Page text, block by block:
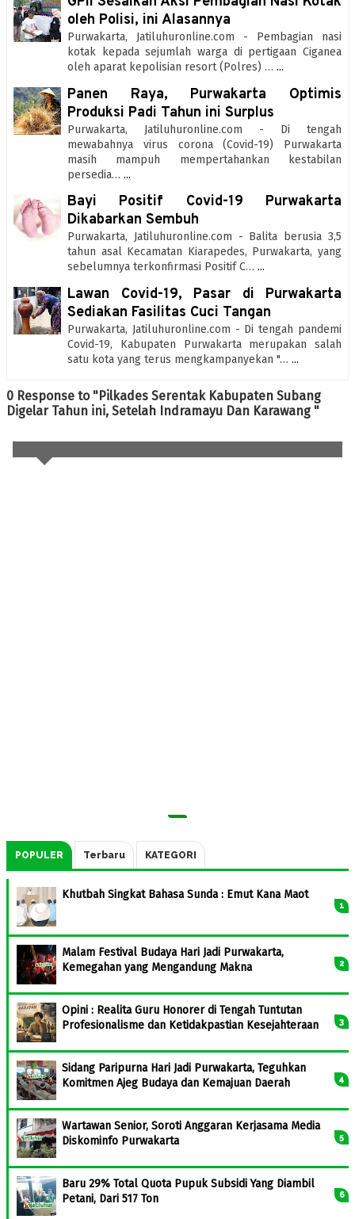
oleh Polisi, ini Alasannya
Purwakarta, Jatiluhuronline.com - Pembagian nasi
kotak kepada sejumlah warga di pertigaan Ciganea
oleh aparat kepolisian resort (Polres) … ...
Panen Raya, Purwakarta Optimis
Produksi Padi Tahun ini Surplus
Purwakarta, Jatiluhuronline.com - Di tengah
mewabahnya virus corona (Covid-19) Purwakarta
masih mampuh mempertahankan kestabilan
persedia… ...
Bayi Positif Covid-19 Purwakarta
Dikabarkan Sembuh
Purwakarta, Jatiluhuronline.com - Balita berusia 3,5
tahun asal Kecamatan Kiarapedes, Purwakarta, yang
sebelumnya terkonfirmasi Positif C… ...
Lawan Covid-19, Pasar di Purwakarta
Sediakan Fasilitas Cuci Tangan
Purwakarta, Jatiluhuronline.com - Di tengah pandemi
Covid-19, Kabupaten Purwakarta merupakan salah
satu kota yang terus mengkampanyekan "… ...
0 Response to "Pilkades Serentak Kabupaten Subang
Digelar Tahun ini, Setelah Indramayu Dan Karawang "
POPULER Terbaru KATEGORI
Khutbah Singkat Bahasa Sunda : Emut Kana Maot
Malam Festival Budaya Hari Jadi Purwakarta,
Kemegahan yang Mengandung Makna
Opini : Realita Guru Honorer di Tengah Tuntutan
Profesionalisme dan Ketidakpastian Kesejahteraan
Sidang Paripurna Hari Jadi Purwakarta, Teguhkan
Komitmen Ajeg Budaya dan Kemajuan Daerah
Wartawan Senior, Soroti Anggaran Kerjasama Media
Diskominfo Purwakarta
Baru 29% Total Quota Pupuk Subsidi Yang Diambil
Petani, Dari 517 Ton